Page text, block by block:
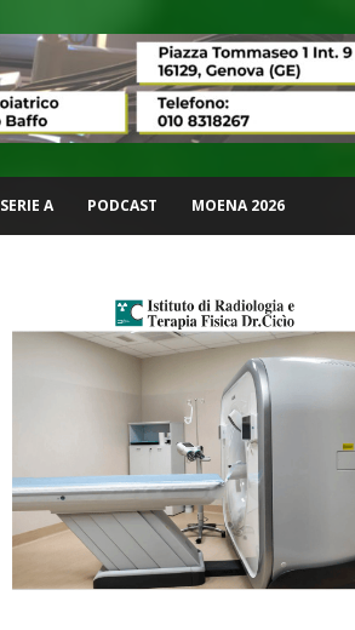
SERIE A PODCAST MOENA 2026